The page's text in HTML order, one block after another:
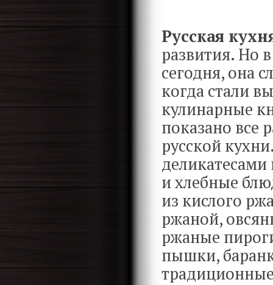
Русская
развития. Но
сегодня, она
когда стали
кулинарные
показано все
русской
и хлебные
из кислого
ржаной,
ржаные
пышки,